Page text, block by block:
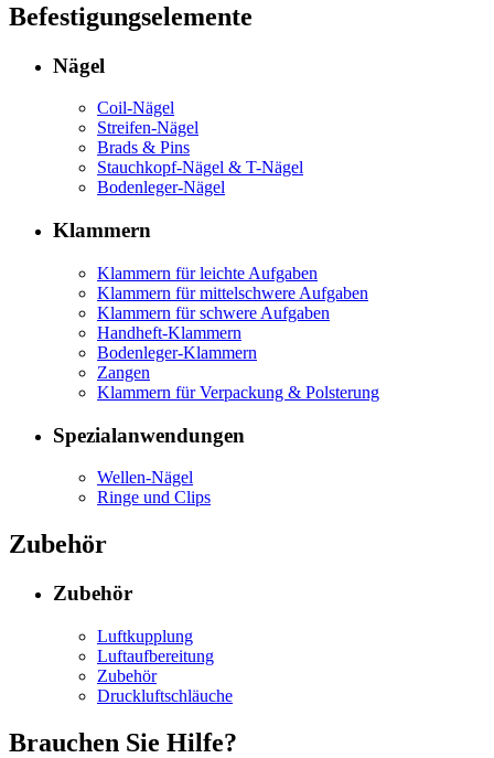
Befestigungselemente
Nägel
Coil-Nägel
Streifen-Nägel
Brads & Pins
Stauchkopf-Nägel & T-Nägel
Bodenleger-Nägel
Klammern
Klammern für leichte Aufgaben
Klammern für mittelschwere Aufgaben
Klammern für schwere Aufgaben
Handheft-Klammern
Bodenleger-Klammern
Zangen
Klammern für Verpackung & Polsterung
Spezialanwendungen
Wellen-Nägel
Ringe und Clips
Zubehör
Zubehör
Luftkupplung
Luftaufbereitung
Zubehör
Druckluftschläuche
Brauchen Sie Hilfe?